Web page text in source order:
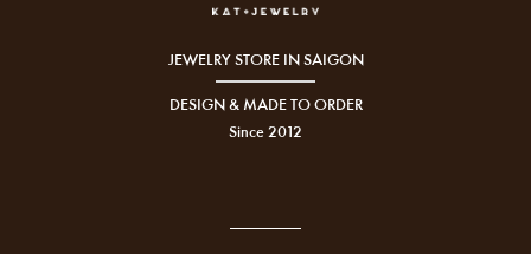
JEWELRY STORE IN SAIGON
DESIGN & MADE TO ORDER
Since 2012